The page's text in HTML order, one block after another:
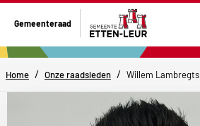
Gemeenteraad
Home / Onze raadsleden / Willem Lambregts